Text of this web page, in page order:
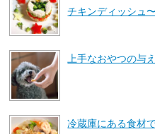
チキンディッシュ〜
上手なおやつの与
冷蔵庫にある食材